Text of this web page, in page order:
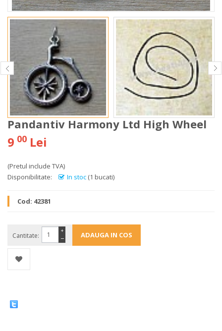
Pandantiv Harmony Ltd High Wheel
9 00 Lei
(Pretul include TVA)
Disponibilitate:
In stoc (1 bucati)
Cod: 42381
Cantitate: −
+